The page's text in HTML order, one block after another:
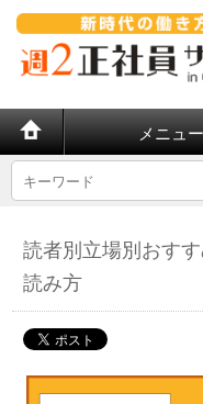
メニュー
読者別立場別おす
読み方